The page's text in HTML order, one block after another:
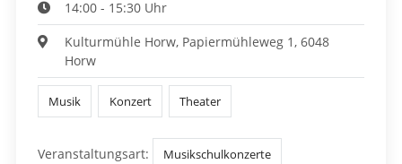
14:00 - 15:30 Uhr
Kulturmühle Horw, Papiermühleweg 1, 6048
Horw
Musik Konzert Theater
Veranstaltungsart: Musikschulkonzerte